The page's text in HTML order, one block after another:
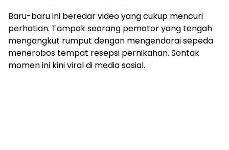
Baru-baru ini beredar video yang cukup mencuri
perhatian. Tampak seorang pemotor yang tengah
mengangkut rumput dengan mengendarai sepeda
menerobos tempat resepsi pernikahan. Sontak
momen ini kini viral di media sosial.